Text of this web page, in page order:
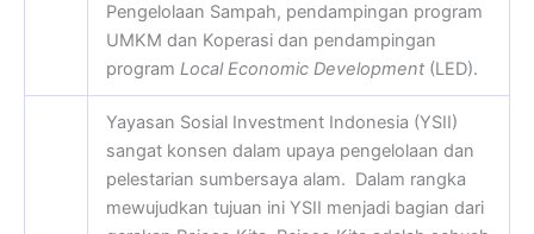
Pengelolaan Sampah, pendampingan program
UMKM dan Koperasi dan pendampingan
program Local Economic Development(LED).
Yayasan Sosial Investment Indonesia (YSII)
sangat konsen dalam upaya pengelolaan dan
pelestarian sumbersaya alam. Dalam rangka
mewujudkan tujuan ini YSII menjadi bagian dari